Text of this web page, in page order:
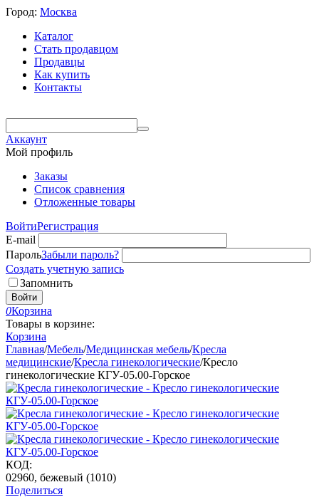
Город: Москва
Каталог
Стать продавцом
Продавцы
Как купить
Контакты
Аккаунт
Мой профиль
Заказы
Список сравнения
Отложенные товары
ВойтиРегистрация
E-mail
ПарольЗабыли пароль?
Создать учетную запись
Запомнить
Войти
0Корзина
Товары в корзине:
Корзина
Главная/Мебель/Медицинская мебель/Кресла
медицинские/Кресла гинекологические/Кресло
гинекологические КГУ-05.00-Горское
КОД:
02960, бежевый (1010)
Поделиться